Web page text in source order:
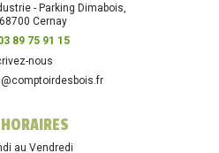
- Parking Dimabois,
68700 Cernay
89 75 91 15
nous
au Vendredi